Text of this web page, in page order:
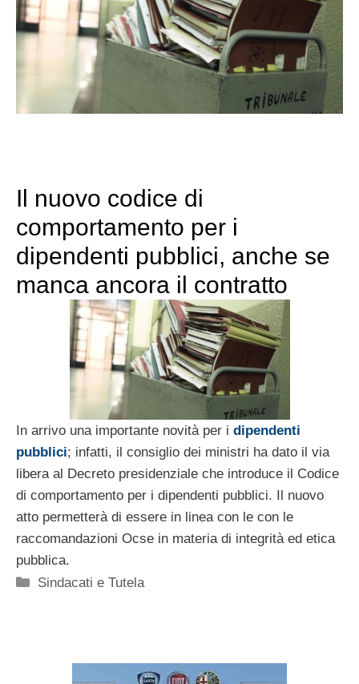
Il nuovo codice di
comportamento per i
dipendenti pubblici, anche se
manca ancora il contratto
In arrivo una importante novità per i dipendenti
pubblici; infatti, il consiglio dei ministri ha dato il via
libera al Decreto presidenziale che introduce il Codice
di comportamento per i dipendenti pubblici. Il nuovo
atto permetterà di essere in linea con le con le
raccomandazioni Ocse in materia di integrità ed etica
pubblica.
Categorie
Sindacati e Tutela